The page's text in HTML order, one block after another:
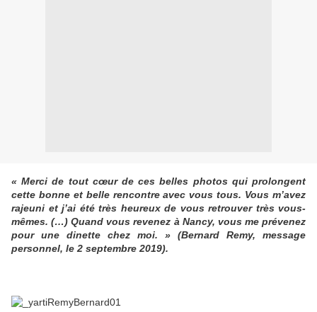
« Merci de tout cœur de ces belles photos qui prolongent
cette bonne et belle rencontre avec vous tous. Vous m’avez
rajeuni et j’ai été très heureux de vous retrouver très vous-
mêmes. (…) Quand vous revenez à Nancy, vous me prévenez
pour une dinette chez moi. » (Bernard Remy, message
personnel, le 2 septembre 2019).